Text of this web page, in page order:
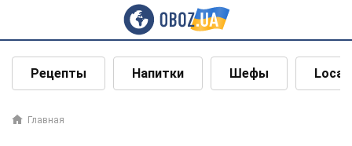
Рецепты Напитки Шефы Local
Главная